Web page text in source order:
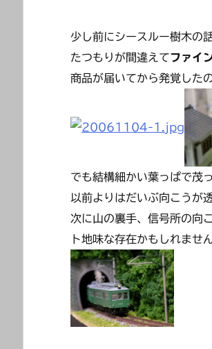
少し前にシースルー樹木の
たつもりが間違えてファイ
商品が届いてから発覚した
でも結構細かい葉っぱで茂
以前よりはだいぶ向こうが
次に山の裏手、信号所の向
ト地味な存在かもしれませ